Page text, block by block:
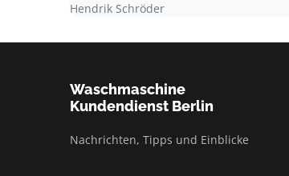
Hendrik Schröder
Waschmaschine
Kundendienst Berlin
Nachrichten, Tipps und Einblicke